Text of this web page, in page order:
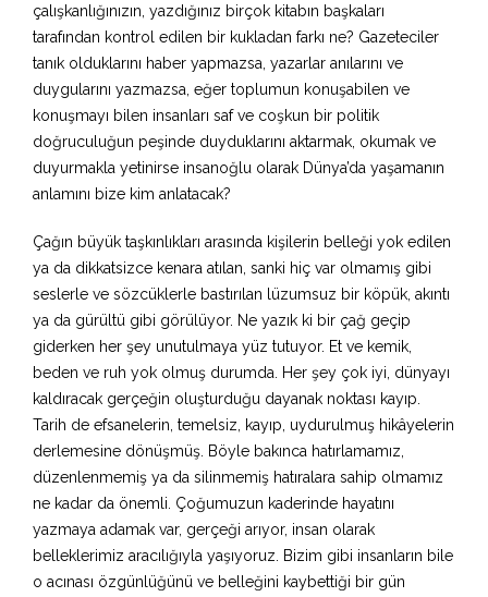
çalışkanlığınızın, yazdığınız birçok kitabın başkaları
tarafından kontrol edilen bir kukladan farkı ne? Gazeteciler
tanık olduklarını haber yapmazsa, yazarlar anılarını ve
duygularını yazmazsa, eğer toplumun konuşabilen ve
konuşmayı bilen insanları saf ve coşkun bir politik
doğruculuğun peşinde duyduklarını aktarmak, okumak ve
duyurmakla yetinirse insanoğlu olarak Dünya’da yaşamanın
anlamını bize kim anlatacak?
Çağın büyük taşkınlıkları arasında kişilerin belleği yok edilen
ya da dikkatsizce kenara atılan, sanki hiç var olmamış gibi
seslerle ve sözcüklerle bastırılan lüzumsuz bir köpük, akıntı
ya da gürültü gibi görülüyor. Ne yazık ki bir çağ geçip
giderken her şey unutulmaya yüz tutuyor. Et ve kemik,
beden ve ruh yok olmuş durumda. Her şey çok iyi, dünyayı
kaldıracak gerçeğin oluşturduğu dayanak noktası kayıp.
Tarih de efsanelerin, temelsiz, kayıp, uydurulmuş hikâyelerin
derlemesine dönüşmüş. Böyle bakınca hatırlamamız,
düzenlenmemiş ya da silinmemiş hatıralara sahip olmamız
ne kadar da önemli. Çoğumuzun kaderinde hayatını
yazmaya adamak var, gerçeği arıyor, insan olarak
belleklerimiz aracılığıyla yaşıyoruz. Bizim gibi insanların bile
o acınası özgünlüğünü ve belleğini kaybettiği bir gün